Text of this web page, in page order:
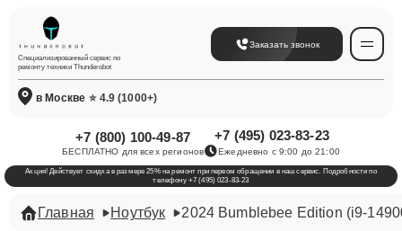
Специализированный сервис по
ремонту техники Thunderobot
Заказать звонок
в Москве ⭐ 4.9 (1000+)
+7 (800) 100-49-87
БЕСПЛАТНО для всех регионов
+7 (495) 023-83-23
Ежедневно с 9:00 до 21:00
Акция! Действует скидка в размере 25% на ремонт при первом обращении в наш сервис. Подробности по
телефону +7 (495) 023-83-23
Главная Ноутбук 2024 Bumblebee Edition (i9-